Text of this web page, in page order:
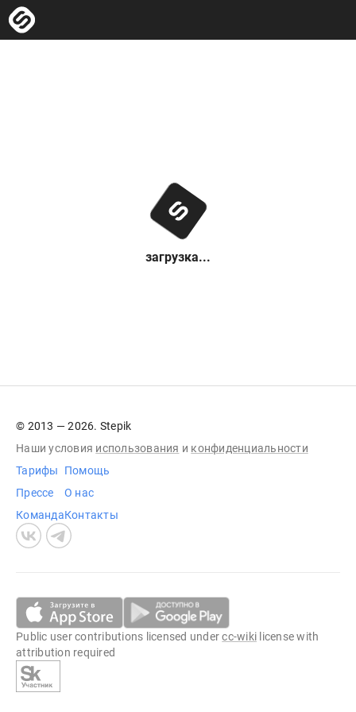
загрузка...
© 2013 — 2026. Stepik
Наши условия использования и конфиденциальности
Тарифы
Прессе
Команда
Помощь
О нас
Контакты
Public user contributions licensed undercc-wiki license with
attribution required